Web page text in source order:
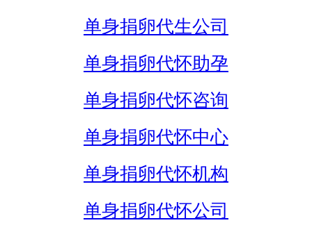
单身捐卵代生公司
单身捐卵代怀助孕
单身捐卵代怀咨询
单身捐卵代怀中心
单身捐卵代怀机构
单身捐卵代怀公司